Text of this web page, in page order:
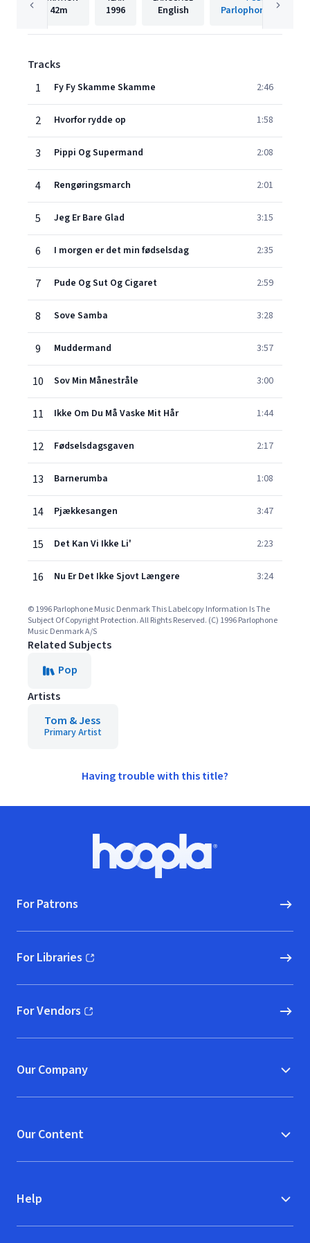
42m 1996 English Parlophone
Tracks
1
Fy Fy Skamme Skamme 2:46
2 Hvorfor rydde op 1:58
3 Pippi Og Supermand 2:08
4 Rengøringsmarch 2:01
5 Jeg Er Bare Glad 3:15
6 I morgen er det min fødselsdag 2:35
7 Pude Og Sut Og Cigaret 2:59
8 Sove Samba 3:28
9 Muddermand 3:57
10 Sov Min Månestråle 3:00
11 Ikke Om Du Må Vaske Mit Hår 1:44
12 Fødselsdagsgaven 2:17
13 Barnerumba 1:08
14 Pjækkesangen 3:47
15 Det Kan Vi Ikke Li' 2:23
16 Nu Er Det Ikke Sjovt Længere 3:24
© 1996 Parlophone Music Denmark This Labelcopy Information Is The
Subject Of Copyright Protection. All Rights Reserved. (C) 1996 Parlophone
Music Denmark A/S
Related Subjects
Pop
Artists
Tom & Jess
Primary Artist
Having trouble with this title?
Hoopla logo, Go to homepage
For Patrons
For Libraries
(opens in new window)
For Vendors
(opens in new window)
Our Company
Our Content
Help